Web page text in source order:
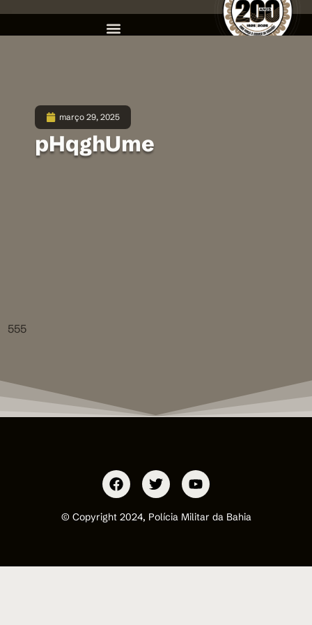
março 29, 2025
pHqghUme
555
© Copyright 2024, Polícia Militar da Bahia